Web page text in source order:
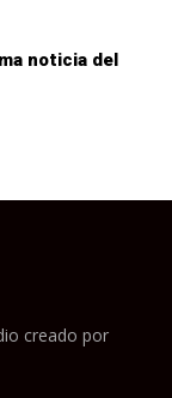
noticia del
creado por